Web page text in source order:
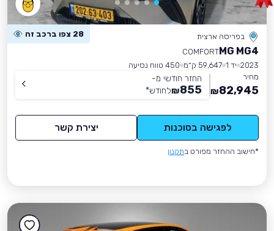
בפריסה ארצית 28 צפו ברכב זה
MG MG4
COMFORT
2023 יד 1 59,647 ק״מ
450 טווח נסיעה
מחיר
82,945
₪
החזר חודשי מ-
855
₪לחודש*
לפגישה בסוכנות יצירת קשר
*חישוב ההחזר מפורט בתקנון